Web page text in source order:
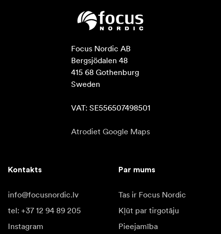
Focus Nordic AB
Bergsjödalen 48
415 68 Gothenburg
Sweden
VAT: SE556507498501
Atrodiet Google Maps
Kontakts
info@focusnordic.lv
tel: +37 12 94 89 205
Instagram
Par mums
Tas ir Focus Nordic
Kļūt par tirgotāju
Pieejamība